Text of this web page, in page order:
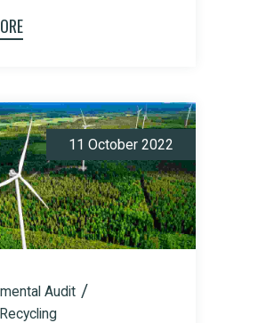
11 October 2022
Audit